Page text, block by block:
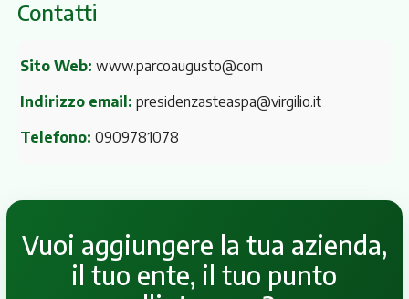
Contatti
Sito Web: www.parcoaugusto@com
Indirizzo email: presidenzasteaspa@virgilio.it
Telefono: 0909781078
Vuoi aggiungere la tua azienda,
il tuo ente, il tuo punto